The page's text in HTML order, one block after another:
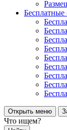
Бесплатные
Открыть меню
Что ищем?